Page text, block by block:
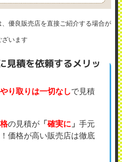
優良販売店を直接ご紹介する場合が
ざいます
見積を依頼するメリッ
り取りは一切なしで見積
の見積が 「確実に 」 手元
価格が高い販売店は徹底